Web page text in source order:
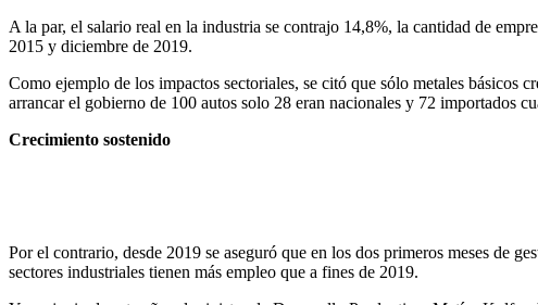
A la par, el salario real en la industria se contrajo 14,8%, la cantidad de
2015 y diciembre de 2019.
Como ejemplo de los impactos sectoriales, se citó que sólo metales básicos
arrancar el gobierno de 100 autos solo 28 eran nacionales y 72 importados
Crecimiento sostenido
Por el contrario, desde 2019 se aseguró que en los dos primeros meses de
sectores industriales tienen más empleo que a fines de 2019.